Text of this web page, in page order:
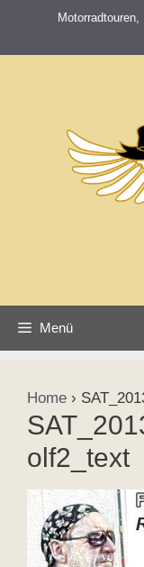
springen
Menü
Home ›
olf2_text